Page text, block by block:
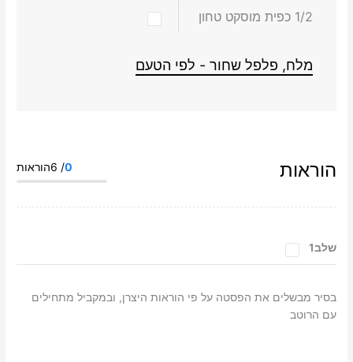
1/2 כפית מוסקט טחון
מלח, פלפל שחור - לפי הטעם
הוראות 0/ 6הוראות
שלב1
בסיר מבשלים את הפסטה על פי הוראות היצרן, ובמקביל מתחילים
עם הרוטב